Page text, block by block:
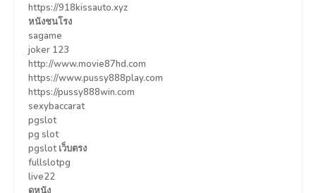
https://918kissauto.xyz
หนังชนโรง
sagame
joker 123
http://www.movie87hd.com
https://www.pussy888play.com
https://pussy888win.com
sexybaccarat
pgslot
pg slot
pgslot เว็บตรง
fullslotpg
live22